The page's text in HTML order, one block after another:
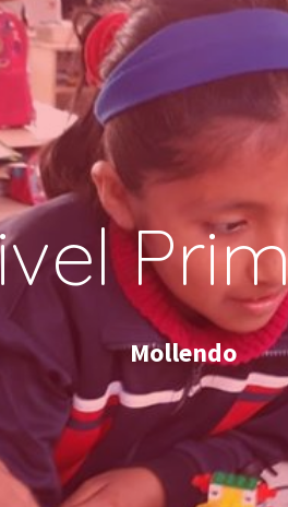
content
Mollendo